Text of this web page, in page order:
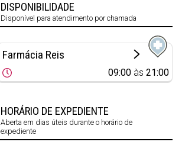
DISPONIBILIDADE
Disponível para atendimento por chamada
Farmácia Reis
09:00 às21:00
HORÁRIO DE EXPEDIENTE
Aberta em dias úteis durante o horário de
expediente